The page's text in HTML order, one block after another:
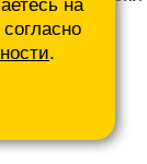
на
.